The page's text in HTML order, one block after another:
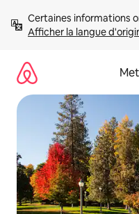
directement
Afficher la langue